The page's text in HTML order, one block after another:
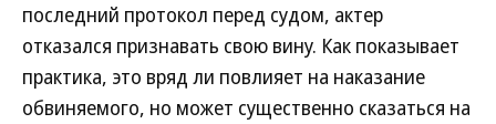
последний протокол перед судом, актер
отказался признавать свою вину. Как показывает
практика, это вряд ли повлияет на наказание
обвиняемого, но может существенно сказаться на